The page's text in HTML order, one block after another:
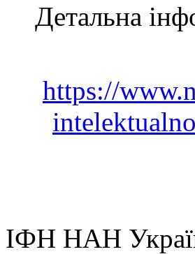
Детальна
https://
ІФН НАН